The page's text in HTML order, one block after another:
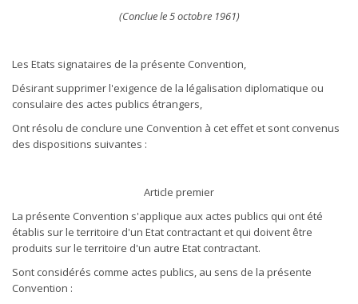
(Conclue le 5 octobre 1961)
Les Etats signataires de la présente Convention,
Désirant supprimer l'exigence de la légalisation diplomatique ou
consulaire des actes publics étrangers,
Ont résolu de conclure une Convention à cet effet et sont convenus
des dispositions suivantes :
Article premier
La présente Convention s'applique aux actes publics qui ont été
établis sur le territoire d'un Etat contractant et qui doivent être
produits sur le territoire d'un autre Etat contractant.
Sont considérés comme actes publics, au sens de la présente
Convention :